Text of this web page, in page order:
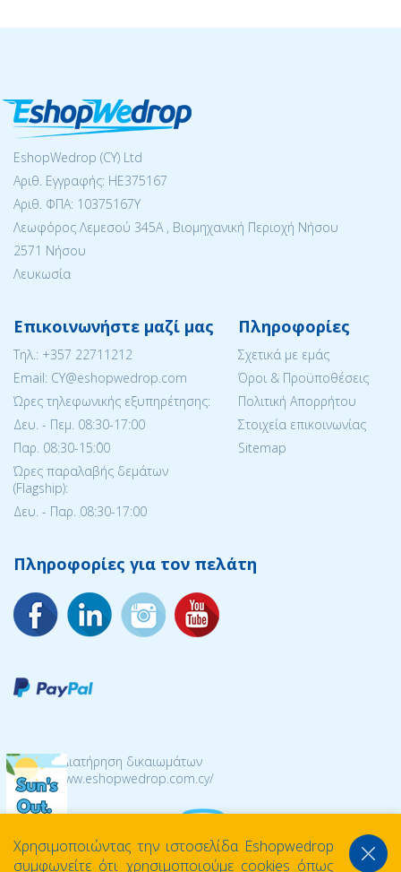
EshopWedrop (CY) Ltd
Αριθ. Εγγραφής: ΗΕ375167
Αριθ. ΦΠΑ: 10375167Y
Λεωφόρος Λεμεσού 345Α , Βιομηχανική Περιοχή Νήσου
2571 Νήσου
Λευκωσία
Επικοινωνήστε μαζί μας
Tηλ.: +357 22711212
Email: CY@eshopwedrop.com
Ώρες τηλεφωνικής εξυπηρέτησης:
Δευ. - Πεμ. 08:30-17:00
Παρ. 08:30-15:΄00
Ώρες παραλαβής δεμάτων
(Flagship):
Δευ. - Παρ. 08:30-17:00
Πληροφορίες
Σχετικά με εμάς
Όροι & Προϋποθέσεις
Πολιτική Απορρήτου
Στοιχεία επικοινωνίας
Sitemap
Πληροφορίες για τον πελάτη
© 2026 Διατήρηση δικαιωμάτων
https://www.eshopwedrop.com.cy/
Χρησιμοποιώντας την ιστοσελίδα Eshopwedrop
συμφωνείτε ότι χρησιμοποιούμε cookies όπως